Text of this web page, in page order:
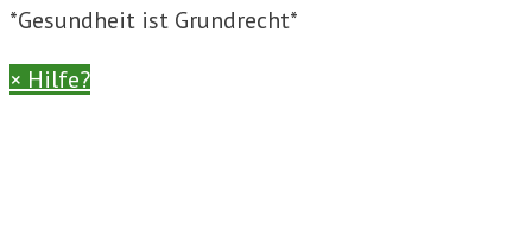
*Gesundheit ist Grundrecht*
× Hilfe?